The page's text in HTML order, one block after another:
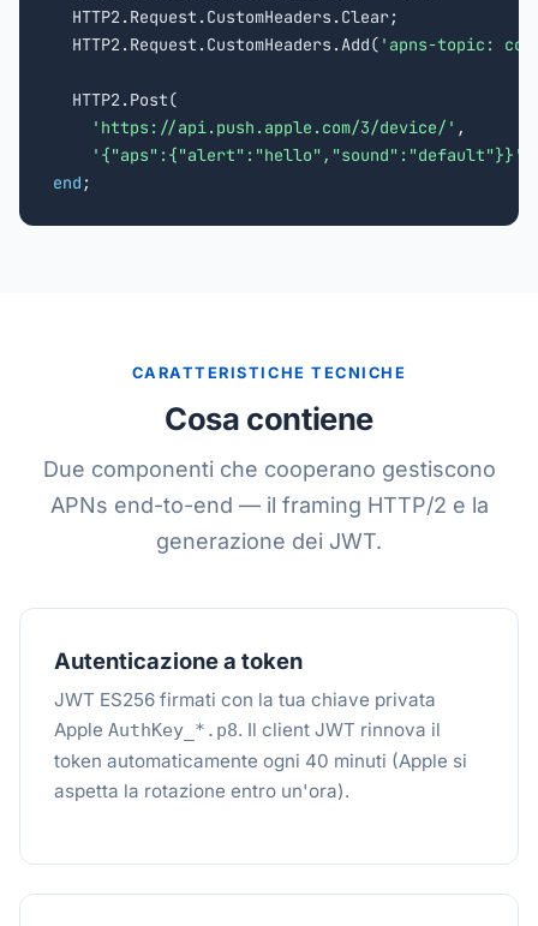
  HTTP2.Request.CustomHeaders.Clear;
  HTTP2.Request.CustomHeaders.Add(
'apns-topic:
  HTTP2.Post(
'https://api.push.apple.com/3/device/ ' ,
'{"aps":{"alert":"hello","sound":"default"}}'
end ;
CARATTERISTICHE TECNICHE
Cosa contiene
Due componenti che cooperano gestiscono
APNs end-to-end — il framing HTTP/2 e la
generazione dei JWT.
Autenticazione a token
JWT ES256 firmati con la tua chiave privata
Apple AuthKey_*.p8. Il client JWT rinnova il
token automaticamente ogni 40 minuti (Apple si
aspetta la rotazione entro un'ora).